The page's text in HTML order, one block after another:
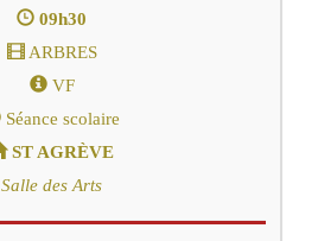
09h30
ARBRES
VF
Séance scolaire
ST AGRÈVE
Salle des Arts